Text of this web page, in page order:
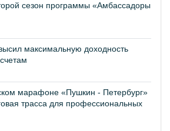
сезон программы «Амбассадоры
максимальную доходность
марафоне «Пушкин - Петербург»
трасса для профессиональных